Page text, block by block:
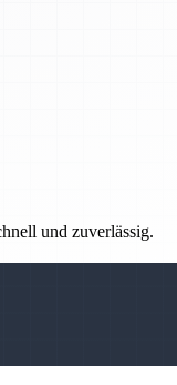
und zuverlässig.